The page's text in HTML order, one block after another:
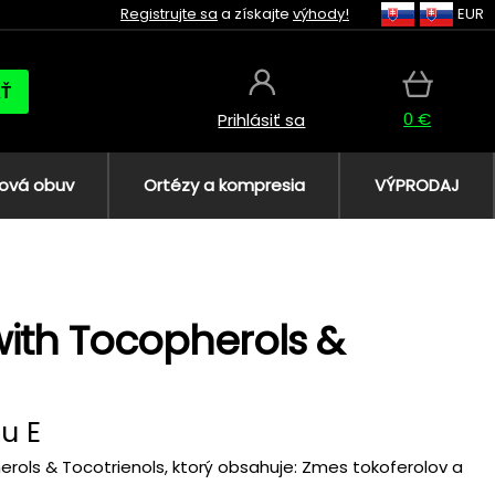
Registrujte sa a získajte výhody! EUR
Prihlásiť sa 0 €
obuv Ortézy a kompresia VÝPRODAJ
Tocopherols &
E
& Tocotrienols, ktorý obsahuje: Zmes tokoferolov a